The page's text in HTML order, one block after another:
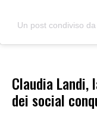
Un post condiviso
Claudia Landi,
dei social